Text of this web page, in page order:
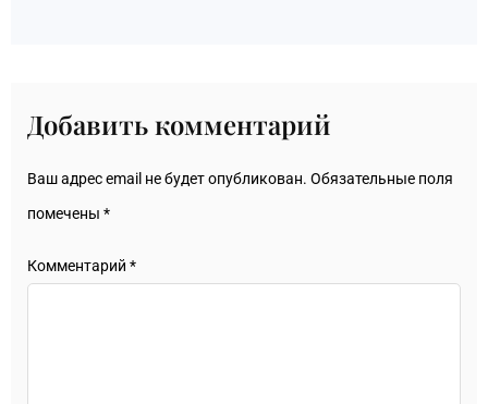
Добавить комментарий
Ваш адрес email не будет опубликован. Обязательные поля
помечены *
Комментарий *